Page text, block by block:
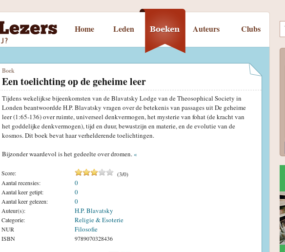
Home Leden Auteurs Clubs
Boek
Een toelichting op de geheime leer
Tijdens wekelijkse bijeenkomsten van de Blavatsky Lodge van de Theosophical Society in
Londen beantwoordde H.P. Blavatsky vragen over de betekenis van passages uit De geheime
leer (1:65-136) over ruimte, universeel denkvermogen, het mysterie van fohat (de kracht van
het goddelijke denkvermogen), tijd en duur, bewustzijn en materie, en de evolutie van de
kosmos. Dit boek bevat haar verhelderende toelichtingen.
Bijzonder waardevol is het gedeelte over dromen. «
Score: (3/0)
Aantal recensies:
0
Aantal keer getipt: 0
Aantal keer gelezen: 0
Auteur(s): H.P. Blavatsky
Categorie: Religie & Esoterie
NUR Filosofie
ISBN 9789070328436